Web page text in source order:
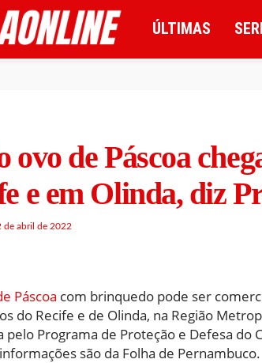
ÚLTIMAS
ovo de Páscoa
e em Olinda, diz
de abril de 2022
Páscoa com brinquedo pode ser
do Recife e de Olinda, na Região
pelo Programa de Proteção e Defesa do
são da Folha de Pernambuco.